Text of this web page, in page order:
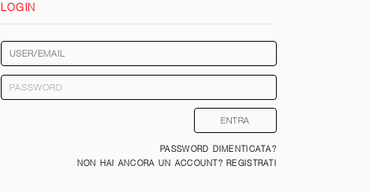
LOGIN
PASSWORD DIMENTICATA?
NON HAI ANCORA UN ACCOUNT? REGISTRATI